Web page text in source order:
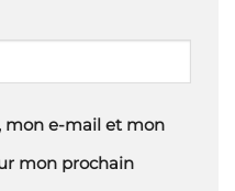
mon e-mail et mon
mon prochain